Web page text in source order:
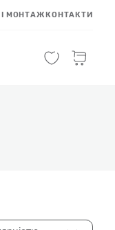
МОНТАЖКОНТАКТИ